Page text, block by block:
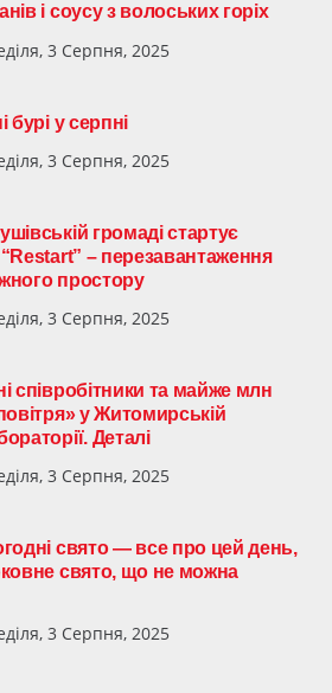
і соусу з волоських горіх
3 Серпня, 2025
бурі у серпні
3 Серпня, 2025
громаді стартує
– перезавантаження
простору
3 Серпня, 2025
співробітники та майже млн
у Житомирській
Деталі
3 Серпня, 2025
свято — все про цей день,
свято, що не можна
3 Серпня, 2025